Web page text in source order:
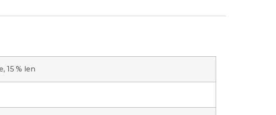
15 % len